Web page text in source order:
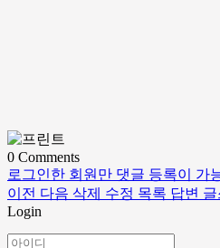
0 Comments
로그인한 회원만 댓글 등록이 가
이전 다음 삭제 수정 목록 답변 글
Login